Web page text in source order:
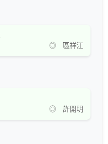
◎ 區祥江
◎ 許開明